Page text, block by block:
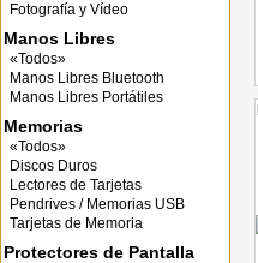
Fotografía y Vídeo
Manos Libres
«Todos»
Manos Libres Bluetooth
Manos Libres Portátiles
Memorias
«Todos»
Discos Duros
Lectores de Tarjetas
Pendrives / Memorias USB
Tarjetas de Memoria
Protectores de Pantalla